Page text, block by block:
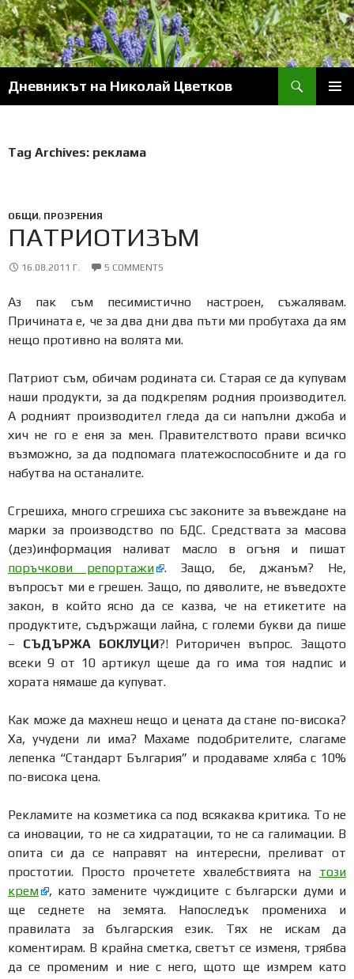
Skip
to
content
Дневникът на Николай Цветков
Tag Archives: реклама
ОБЩИ, ПРОЗРЕНИЯ
ПАТРИОТИЗЪМ
16.08.2011 Г. 5 COMMENTS
Аз пак съм песимистично настроен, съжалявам.
Причината е, че за два дни два пъти ми пробутаха да ям
нещо противно на волята ми.
Патриот съм, обичам родината си. Старая се да купувам
наши продукти, за да подкрепям родния производител.
А родният производител гледа да си напълни джоба и
хич не го е еня за мен. Правителството прави всичко
възможно, за да подпомага платежоспособните и да го
набутва на останалите.
Сгрешиха, много сгрешиха със законите за въвеждане на
марки за производство по БДС. Средствата за масова
(дез)информация наливат масло в огъня и пишат
поръчкови репортажи
. Защо, бе, джанъм? Не,
въпросът ми е грешен. Защо, по дяволите, не въведохте
закон, в който ясно да се казва, че на етикетите на
продуктите, съдържащи лайна, с големи букви да пише
– СЪДЪРЖА БОКЛУЦИ?! Риторичен въпрос. Защото
всеки 9 от 10 артикул щеше да го има тоя надпис и
хората нямаше да купуват.
Как може да махнеш нещо и цената да стане по-висока?
Ха, учудени ли има? Махаме подобрителите, слагаме
лепенка “Стандарт България” и продаваме хляба с 10%
по-висока цена.
Рекламите на козметика са под всякаква критика. То не
са иновации, то не са хидратации, то не са галимации. В
опита си да се направят на интересни, преливат от
простотии. Просто прочетете хвалебствията на този
крем
, като замените чуждиците с български думи и
ще седнете на земята. Напоследък промениха и
правилата за българския език. Тях не искам да
коментирам. В крайна сметка, светът се изменя, трябва
да се променим и ние с него, щото ще измрем като